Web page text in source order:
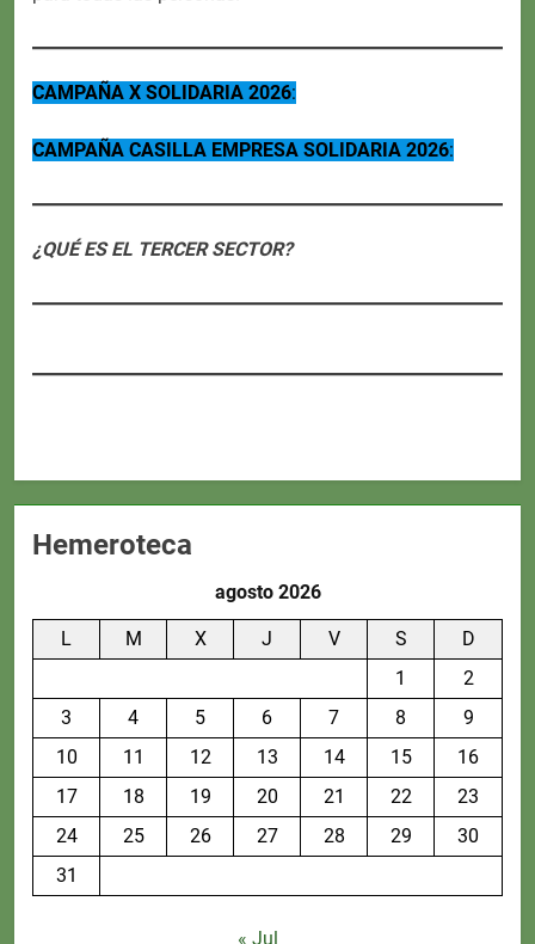
CAMPAÑA X SOLIDARIA 2026:
CAMPAÑA CASILLA EMPRESA SOLIDARIA 2026:
¿QUÉ ES EL TERCER SECTOR?
Hemeroteca
agosto 2026
L M X J V S
D
1
2
3
4 5 6 7 8
9
10
11 12 13 14 15
16
17
18 19 20 21 22
23
24
25 26 27 28 29
30
31
« Jul